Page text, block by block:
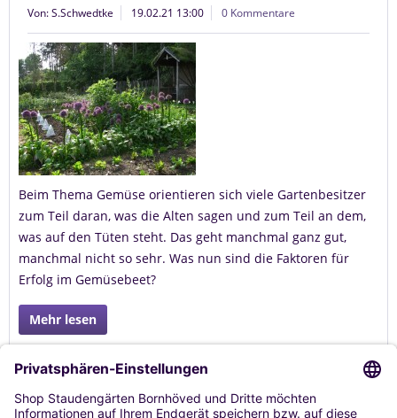
Von: S.Schwedtke 19.02.21 13:00 0 Kommentare
Beim Thema Gemüse orientieren sich viele Gartenbesitzer
zum Teil daran, was die Alten sagen und zum Teil an dem,
was auf den Tüten steht. Das geht manchmal ganz gut,
manchmal nicht so sehr. Was nun sind die Faktoren für
Erfolg im Gemüsebeet?
Mehr lesen
1 von2